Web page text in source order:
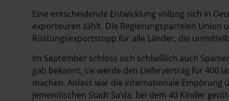
Eine entscheidende Entwicklung vollzog sich in
exporteuren zählt. Die Regierungsparteien Union
Rüstungsexportstopp für alle Länder, die
Im September schloss sich schließlich auch
gab bekannt, sie werde den Liefervertrag für 400
machen. Anlass war die internationale Empörung
jemenitischen Stadt Sa’da, bei dem 40 Kinder